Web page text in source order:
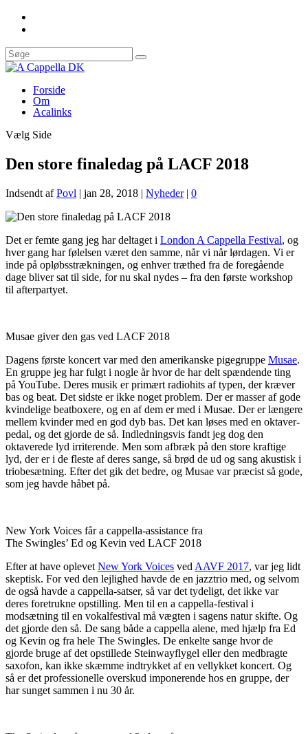
Forside
Om
Acalinks
Vælg Side
Den store finaledag på LACF 2018
Indsendt afPovl | jan 28, 2018 | Nyheder| 0
Det er femte gang jeg har deltaget i London A Cappella Festival, og
hver gang har følelsen været den samme, når vi når lørdagen. Vi er
inde på opløbsstrækningen, og enhver træthed fra de foregående
dage bliver sat til side, for nu skal nydes – fra den første workshop
til afterpartyet.
Musae giver den gas ved LACF 2018
Dagens første koncert var med den amerikanske pigegruppe Musae.
En gruppe jeg har fulgt i nogle år hvor de har delt spændende ting
på YouTube. Deres musik er primært radiohits af typen, der kræver
bas og beat. Det sidste er ikke noget problem. Der er masser af gode
kvindelige beatboxere, og en af dem er med i Musae. Der er længere
mellem kvinder med en god dyb bas. Det kan løses med en oktaver-
pedal, og det gjorde de så. Indledningsvis fandt jeg dog den
oktaverede lyd irriterende. Men som afbræk på den store kraftige
lyd, der er i de fleste af deres sange, så brød de ud og sang akustisk i
triobesætning. Efter det gik det bedre, og Musae var præcist så gode,
som jeg havde håbet på.
New York Voices får a cappella-assistance fra
The Swingles’ Ed og Kevin ved LACF 2018
Efter at have oplevet New York Voices ved AAVF 2017, var jeg lidt
skeptisk. For ved den lejlighed havde de en jazztrio med, og selvom
de også havde a cappella-satser, så var det tydeligt, det ikke var
deres foretrukne opstilling. Men til en a cappella-festival i
modsætning til en vokalfestival må vægten i sagens natur skifte. Og
det gjorde den så. De sang både a cappella alene, med hjælp fra Ed
og Kevin og fra hele The Swingles. De enkelte sange hvor de
gjorde bruge af det opstillede Steinwayflygel eller den medbragte
saxofon, kan ikke skæmme indtrykket af en vellykket koncert. Og
så er det professionelle overskud imponerende hos en gruppe, der
har sunget sammen i nu 30 år.